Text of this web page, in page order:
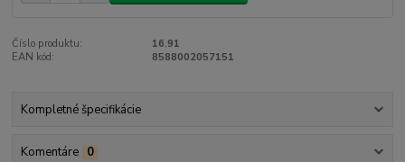
Číslo produktu:
16.91
EAN kód:
8588002057151
Kompletné špecifikácie
Komentáre 0